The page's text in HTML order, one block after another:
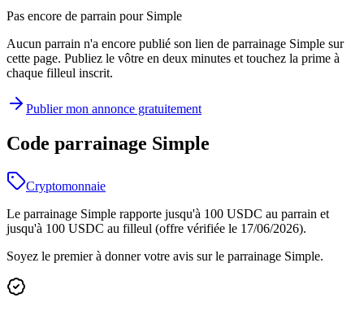
Pas encore de parrain pour Simple
Aucun parrain n'a encore publié son lien de parrainage Simple sur
cette page. Publiez le vôtre en deux minutes et touchez la prime à
chaque filleul inscrit.
Publier mon annonce gratuitement
Code parrainage Simple
Cryptomonnaie
Le parrainage Simple rapporte jusqu'à 100 USDC au parrain et
jusqu'à 100 USDC au filleul (offre vérifiée le 17/06/2026).
Soyez le premier à donner votre avis sur le parrainage Simple.